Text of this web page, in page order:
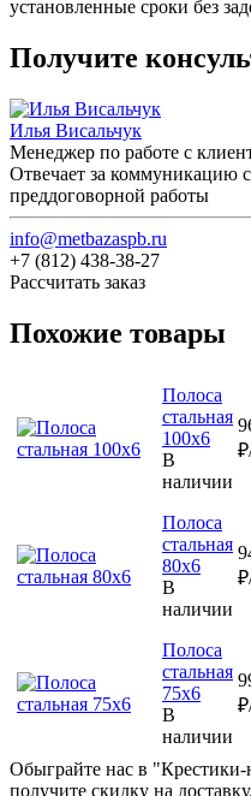
установленные сроки без
Получите
Илья Висальчук
Менеджер по работе с
Отвечает за коммуникацию
преддоговорной работы
info@metbazaspb.ru
+7 (812) 438-38-27
Рассчитать заказ
Похожие товары
Полоса
стальная
100х6
В
наличии
Полоса
стальная
80х6
В
наличии
Полоса
стальная
75х6
В
наличии
Обыграйте нас в "Крестики-
получите скидку на доставку.